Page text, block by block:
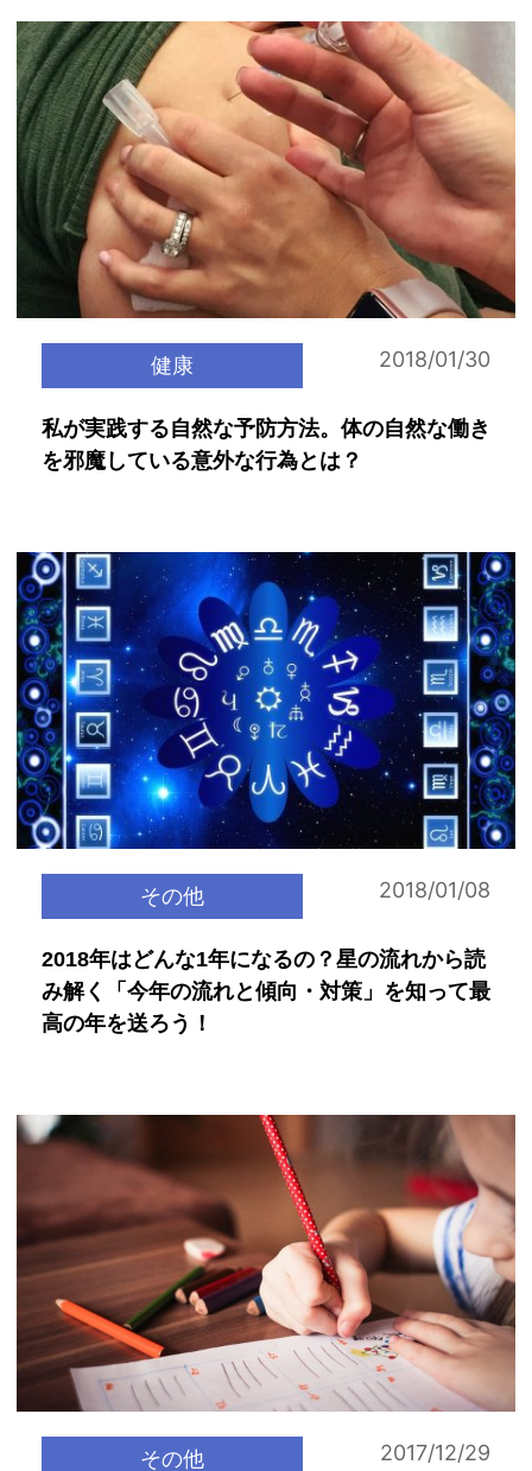
健康 2018/01/30
私が実践する自然な予防方法。体の自然な働き
を邪魔している意外な行為とは？
その他 2018/01/08
2018年はどんな1年になるの？星の流れから読
み解く「今年の流れと傾向・対策」を知って最
高の年を送ろう！
その他 2017/12/29